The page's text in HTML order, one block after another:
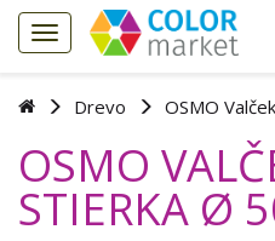
Drevo OSMO
OSMO
STIERKA Ø